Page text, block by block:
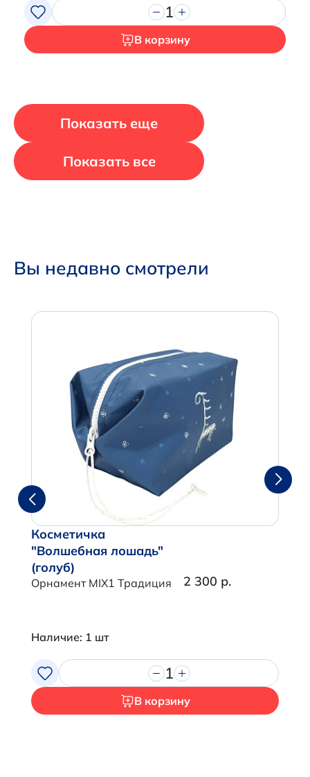
1
В корзину
Показать еще
Показать все
Вы недавно смотрели
Косметичка
"Волшебная лошадь"
(голуб)
Орнамент MIX1 Традиция 2 300 р.
Наличие: 1 шт
1
В корзину